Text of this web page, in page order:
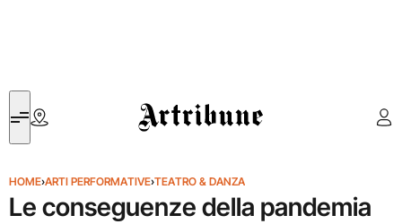
Artribune
HOME›ARTI PERFORMATIVE›TEATRO & DANZA
Le conseguenze della pandemia